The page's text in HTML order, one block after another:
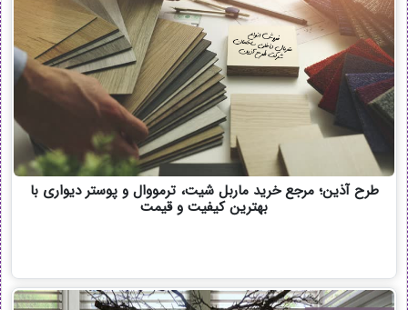
طرح آذین؛ مرجع خرید ماربل شیت، ترمووال و پوستر دیواری با
بهترین کیفیت و قیمت